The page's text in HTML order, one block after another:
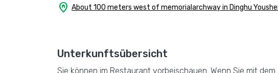
home_pin About 100 meters west of memorialarchway in Dinghu
Unterkunftsübersicht
Sie können im Restaurant vorbeischauen. Wenn Sie mit